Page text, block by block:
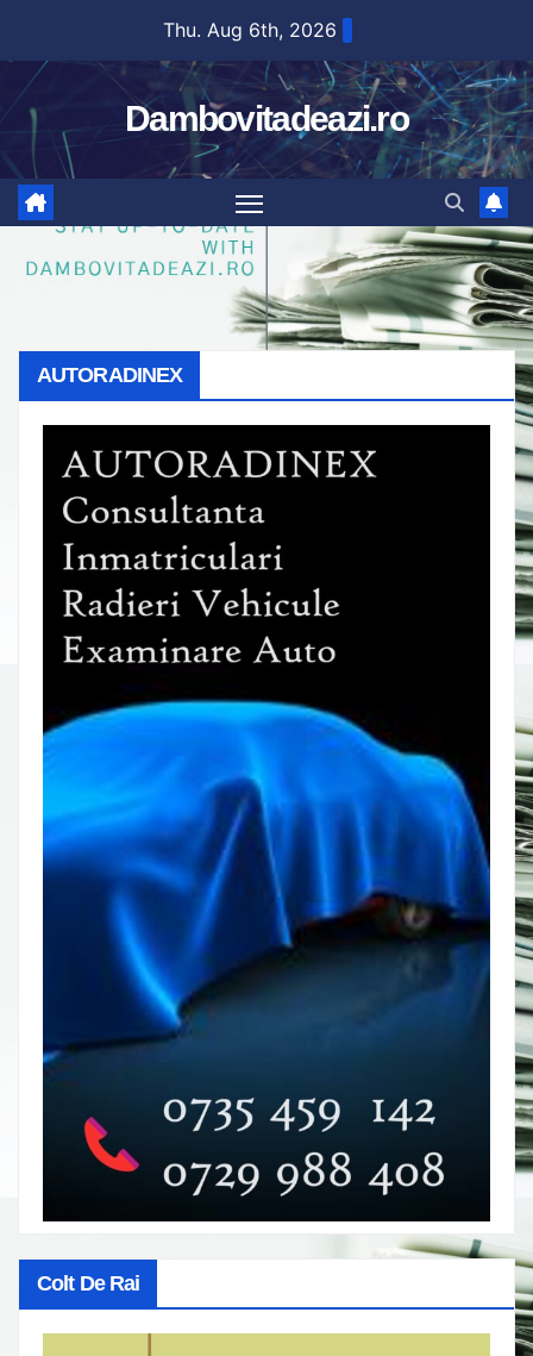
content
Thu. Aug 6th, 2026
Dambovitadeazi.ro
AUTORADINEX
Colt De Rai